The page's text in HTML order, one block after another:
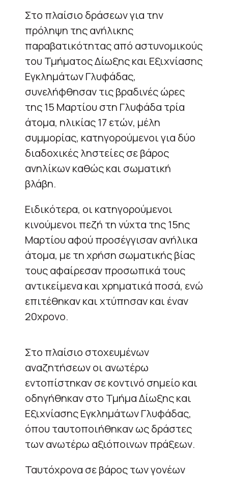
Στο πλαίσιο δράσεων για την
πρόληψη της ανήλικης
παραβατικότητας από αστυνομικούς
του Τμήματος Δίωξης και Εξιχνίασης
Εγκλημάτων Γλυφάδας,
συνελήφθησαν τις βραδινές ώρες
της 15 Μαρτίου στη Γλυφάδα τρία
άτομα, ηλικίας 17 ετών, μέλη
συμμορίας, κατηγορούμενοι για δύο
διαδοχικές ληστείες σε βάρος
ανηλίκων καθώς και σωματική
βλάβη.
Ειδικότερα, οι κατηγορούμενοι
κινούμενοι πεζή τη νύχτα της 15ης
Μαρτίου αφού προσέγγισαν ανήλικα
άτομα, με τη χρήση σωματικής βίας
τους αφαίρεσαν προσωπικά τους
αντικείμενα και χρηματικά ποσά, ενώ
επιτέθηκαν και χτύπησαν και έναν
20χρονο.
Στο πλαίσιο στοχευμένων
αναζητήσεων οι ανωτέρω
εντοπίστηκαν σε κοντινό σημείο και
οδηγήθηκαν στο Τμήμα Δίωξης και
Εξιχνίασης Εγκλημάτων Γλυφάδας,
όπου ταυτοποιήθηκαν ως δράστες
των ανωτέρω αξιόποινων πράξεων.
Ταυτόχρονα σε βάρος των γονέων